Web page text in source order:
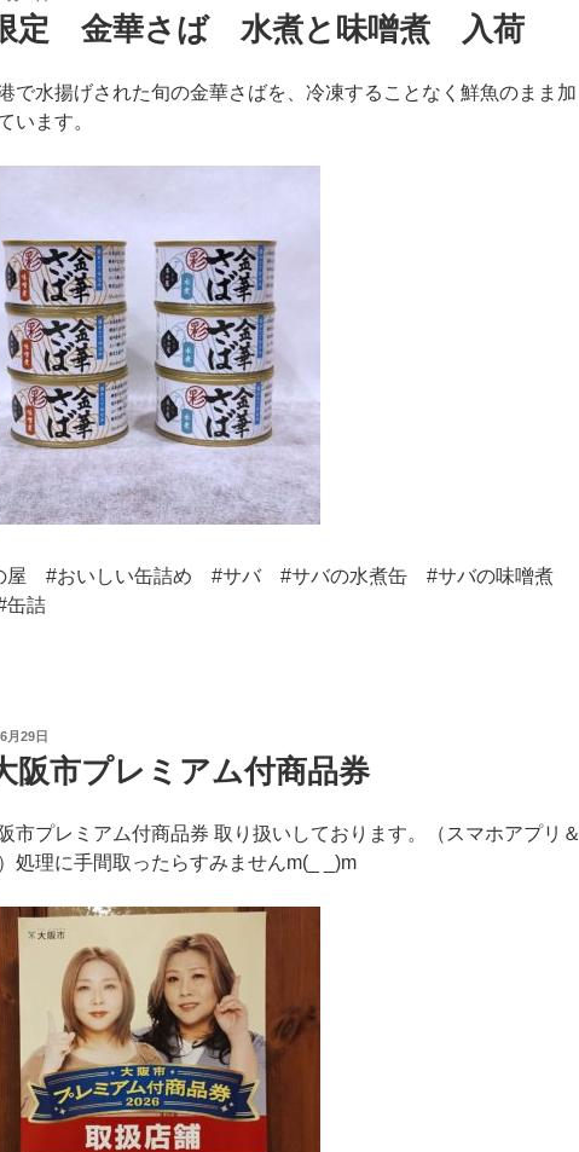
定 金華さば 水煮と味噌煮 入荷
で水揚げされた旬の金華さばを、冷凍することなく鮮魚のまま加
います。
屋 #おいしい缶詰め #サバ #サバの水煮缶 #サバの味噌煮
詰
月29日
阪市プレミアム付商品券
市プレミアム付商品券 取り扱いしております。（スマホアプリ＆
処理に手間取ったらすみませんm(_ _)m